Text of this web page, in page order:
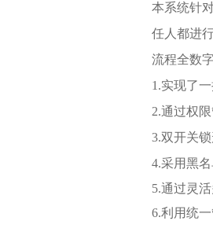
本系统针
任人都进
流程全数
1.实现了
2.通过权
3.双开关
4.采用黑
5.通过灵
6.利用统